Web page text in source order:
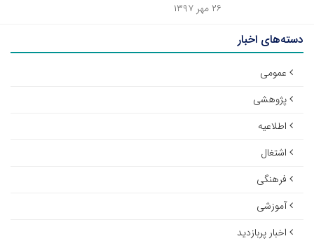
۲۶ مهر ۱۳۹۷
دسته‌های اخبار
عمومی
پژوهشی
اطلاعیه
اشتغال
فرهنگی
آموزشی
اخبار پربازدید